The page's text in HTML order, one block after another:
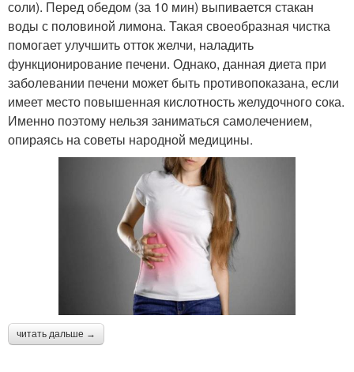
соли). Перед обедом (за 10 мин) выпивается стакан
воды с половиной лимона. Такая своеобразная чистка
помогает улучшить отток желчи, наладить
функционирование печени. Однако, данная диета при
заболевании печени может быть противопоказана, если
имеет место повышенная кислотность желудочного сока.
Именно поэтому нельзя заниматься самолечением,
опираясь на советы народной медицины.
читать дальше →